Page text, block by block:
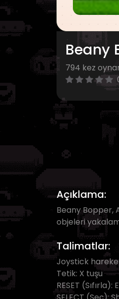
Beany
794 kez
Açıklama:
Beany Bopper,
objeleri
Talimatlar:
Joystick
Tetik: X tuşu
RESET